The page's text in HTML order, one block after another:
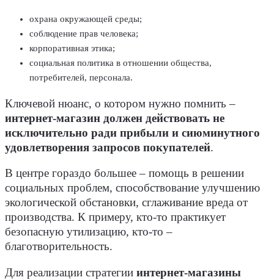
охрана окружающей среды;
соблюдение прав человека;
корпоративная этика;
социальная политика в отношении общества,
потребителей, персонала.
Ключевой нюанс, о котором нужно помнить –
интернет-магазин должен действовать не
исключительно ради прибыли и сиюминутного
удовлетворения запросов покупателей.
В центре гораздо большее – помощь в решении
социальных проблем, способствование улучшению
экологической обстановки, сглаживание вреда от
производства. К примеру, кто-то практикует
безопасную утилизацию, кто-то –
благотворительность.
Для реализации стратегии интернет-магазины